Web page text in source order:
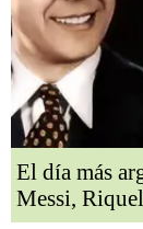
El día más
Messi,